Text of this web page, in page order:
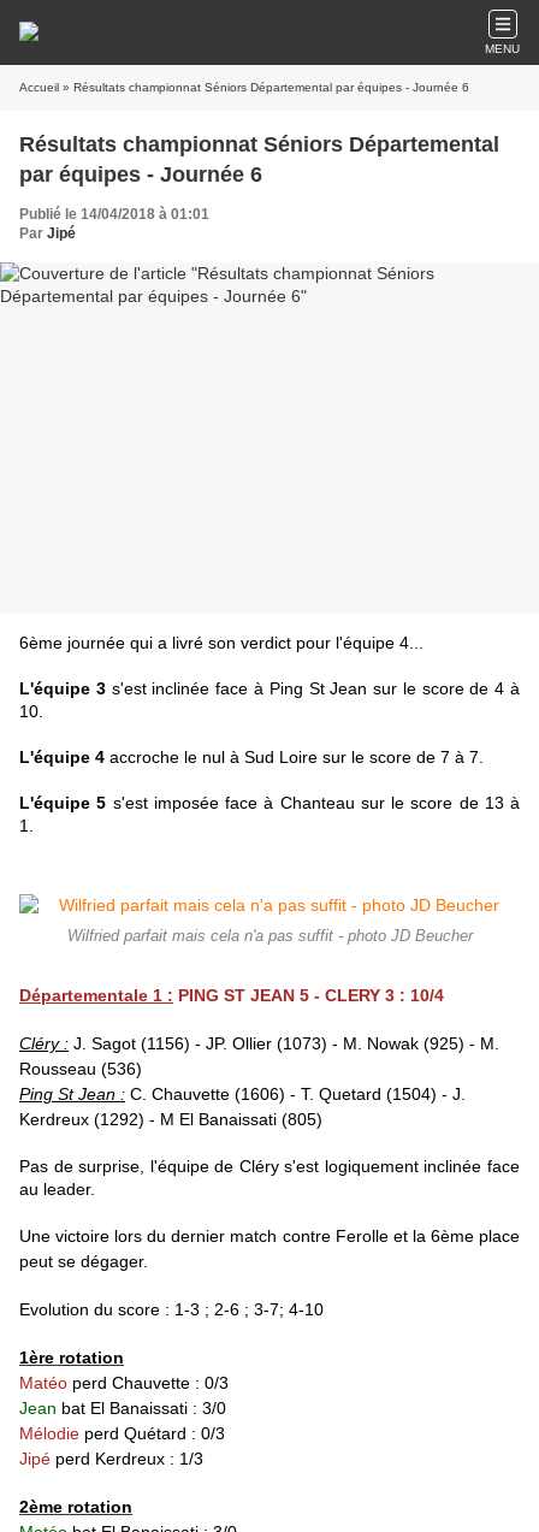
MENU
Accueil » Résultats championnat Séniors Départemental par équipes - Journée 6
Résultats championnat Séniors Départemental
par équipes - Journée 6
Publié le 14/04/2018 à 01:01
Par Jipé
6ème journée qui a livré son verdict pour l'équipe 4...
L'équipe 3s'est inclinée face à Ping St Jean sur le score de 4 à
10.
L'équipe 4 accroche le nul à Sud Loire sur le score de 7 à 7.
L'équipe 5 s'est imposée face à Chanteau sur le score de 13 à
1.
Wilfried parfait mais cela n'a pas suffit - photo JD Beucher
Départementale 1 : PING ST JEAN 5 - CLERY 3 : 10/4
Cléry : J. Sagot (1156) - JP. Ollier (1073) - M. Nowak (925) - M.
Rousseau (536)
Ping St Jean : C. Chauvette (1606) - T. Quetard (1504) - J.
Kerdreux (1292) - M El Banaissati (805)
Pas de surprise, l'équipe de Cléry s'est logiquement inclinée face
au leader.
Une victoire lors du dernier match contre Ferolle et la 6ème place
peut se dégager.
Evolution du score : 1-3 ; 2-6 ; 3-7; 4-10
1ère rotation
Matéo perd Chauvette : 0/3
Jean bat El Banaissati : 3/0
Mélodie perd Quétard : 0/3
Jipé perd Kerdreux : 1/3
2ème rotation